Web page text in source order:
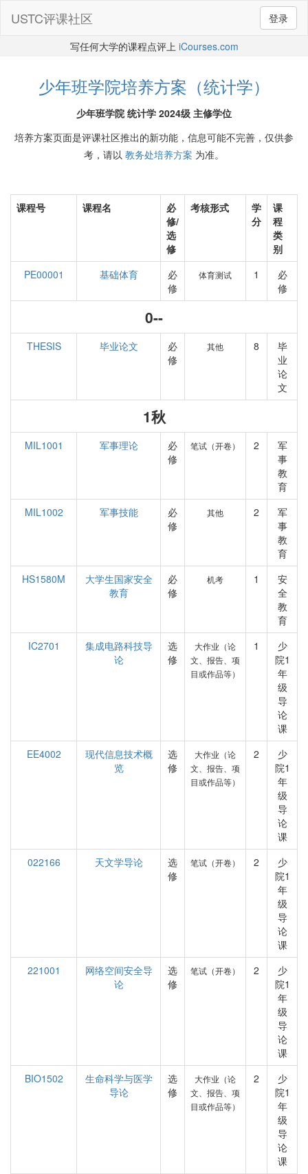
登录
USTC评课社区
写任何大学的课程点评上 iCourses.com
少年班学院培养方案（统计学）
少年班学院 统计学 2024级 主修学位
培养方案页面是评课社区推出的新功能，信息可能不完善，仅供参
考，请以 教务处培养方案 为准。
课程号 课程名
必
修/
选
修
考核形式
学
分
课
程
类
别
PE00001
基础体育
必
修
体育测试 1
必
修
0--
THESIS 毕业论文
必
修
其他 8
毕
业
论
文
1秋
MIL1001 军事理论
必
修
笔试（开卷） 2
军
事
教
育
MIL1002
军事技能
必
修
其他 2
军
事
教
育
HS1580M
大学生国家安全
教育
必
修
机考 1
安
全
教
育
IC2701
集成电路科技导
论
选
修
大作业（论
文、报告、项
目或作品等）
1
少
院1
年
级
导
论
课
EE4002
现代信息技术概
览
选
修
大作业（论
文、报告、项
目或作品等）
2
少
院1
年
级
导
论
课
022166
天文学导论
选
修
笔试（开卷） 2
少
院1
年
级
导
论
课
221001
网络空间安全导
论
选
修
笔试（开卷） 2
少
院1
年
级
导
论
课
BIO1502
生命科学与医学
导论
选
修
大作业（论
文、报告、项
目或作品等）
2
少
院1
年
级
导
论
课